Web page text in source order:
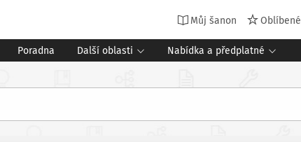
Můj šanon Oblíbené
Poradna Další oblasti Nabídka a předplatné